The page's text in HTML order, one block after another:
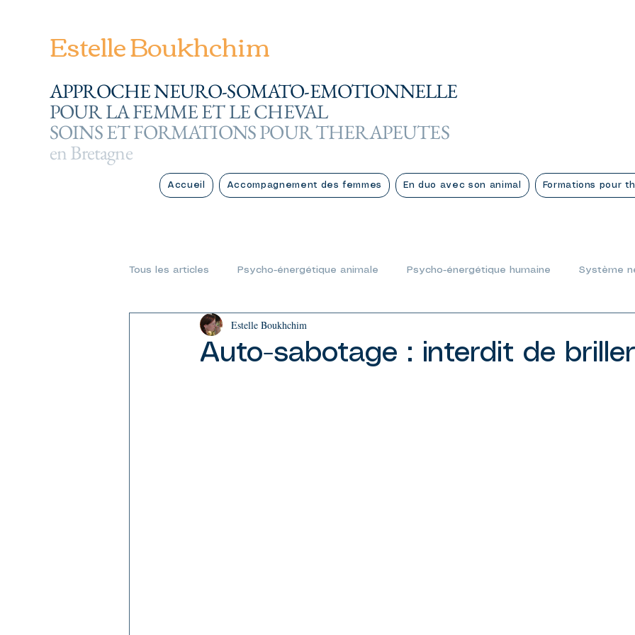
Estelle Boukhchim
APPROCHE NEURO-SOMATO-EMOTIONNELLE
POUR LA FEMME ET LE CHEVAL
SOINS ET FORMATIONS POUR THERAPEUTES
en Bretagne
Accueil Accompagnement des femmes En duo avec son animal Formations pour
Tous les articles Psycho-énergétique animale Psycho-énergétique humaine Système
Guidances
Auto-sabotage : interdit de briller
Estelle Boukhchim